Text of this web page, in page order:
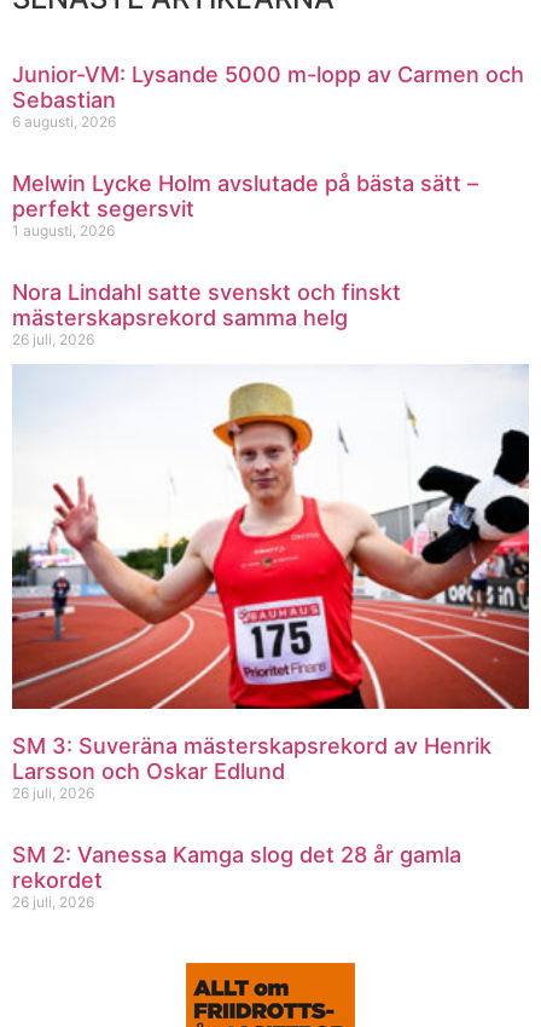
Junior-VM: Lysande 5000 m-lopp av Carmen och
Sebastian
6 augusti, 2026
Melwin Lycke Holm avslutade på bästa sätt –
perfekt segersvit
1 augusti, 2026
Nora Lindahl satte svenskt och finskt
mästerskapsrekord samma helg
26 juli, 2026
SM 3: Suveräna mästerskapsrekord av Henrik
Larsson och Oskar Edlund
26 juli, 2026
SM 2: Vanessa Kamga slog det 28 år gamla
rekordet
26 juli, 2026